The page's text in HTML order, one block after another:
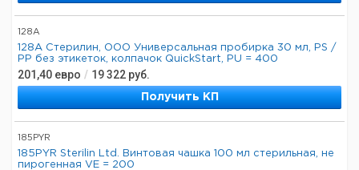
128A
128А Стерилин, ООО Универсальная пробирка 30 мл, PS /
PP без этикеток, колпачок QuickStart, PU = 400
201,40 евро / 19 322 руб.
Получить КП
185PYR
185PYR Sterilin Ltd. Винтовая чашка 100 мл стерильная, не
пирогенная VE = 200